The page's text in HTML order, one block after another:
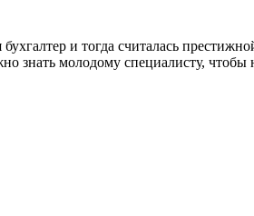
и тогда считалась
знать молодому специалисту, чтобы